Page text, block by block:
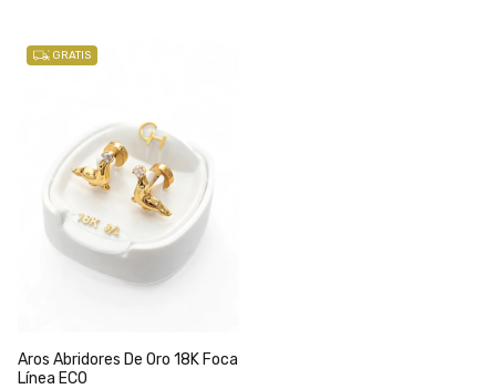
GRATIS
Aros Abridores De Oro 18K Foca
Línea ECO